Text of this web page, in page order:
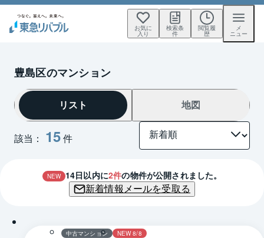
お気に
入り
検索条
件
閲覧履
歴
メ
ニュー
豊島区のマンション
該当： 15件
リスト 地図
NEW 14日以内に2件の物件が公開されました。
新着情報メールを受取る
中古マンション NEW 8/8